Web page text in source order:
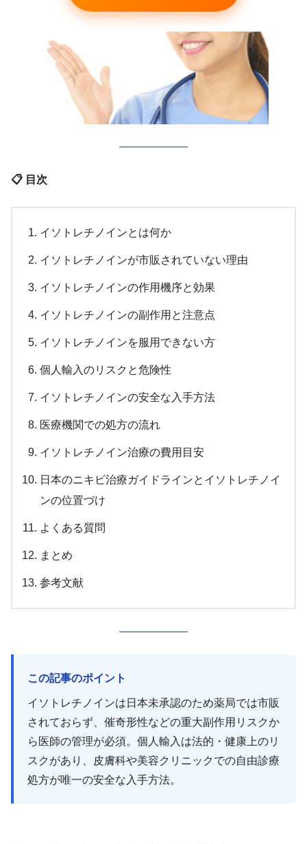
📋 目次
イソトレチノインとは何か
イソトレチノインが市販されていない理由
イソトレチノインの作用機序と効果
イソトレチノインの副作用と注意点
イソトレチノインを服用できない方
個人輸入のリスクと危険性
イソトレチノインの安全な入手方法
医療機関での処方の流れ
イソトレチノイン治療の費用目安
日本のニキビ治療ガイドラインとイソトレチノイ
ンの位置づけ
よくある質問
まとめ
参考文献
この記事のポイント
イソトレチノインは日本未承認のため薬局では市販
されておらず、催奇形性などの重大副作用リスクか
ら医師の管理が必須。個人輸入は法的・健康上のリ
スクがあり、皮膚科や美容クリニックでの自由診療
処方が唯一の安全な入手方法。